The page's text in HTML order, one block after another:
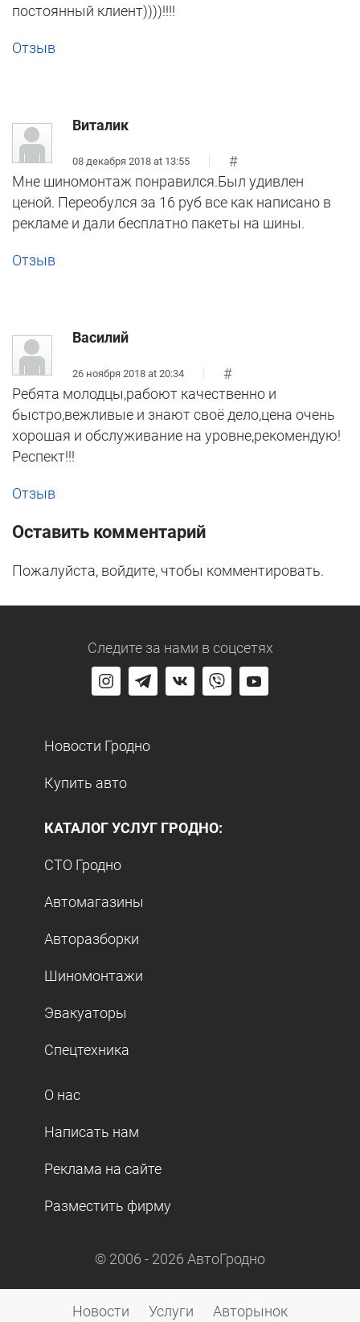
постоянный клиент))))!!!!
Отзыв
Виталик
08 декабря 2018 at 13:55
#
Мне шиномонтаж понравился.Был удивлен
ценой. Переобулся за 16 руб все как написано в
рекламе и дали бесплатно пакеты на шины.
Отзыв
Василий
26 ноября 2018 at 20:34
#
Ребята молодцы,рабоют качественно и
быстро,вежливые и знают своё дело,цена очень
хорошая и обслуживание на уровне,рекомендую!
Респект!!!
Отзыв
Оставить комментарий
Пожалуйста, войдите, чтобы комментировать.
Следите за нами в соцсетях
Новости Гродно
Купить авто
КАТАЛОГ УСЛУГ ГРОДНО:
СТО Гродно
Автомагазины
Авторазборки
Шиномонтажи
Эвакуаторы
Спецтехника
О нас
Написать нам
Реклама на сайте
Разместить фирму
© 2006 - 2026 АвтоГродно
Новости Услуги Авторынок